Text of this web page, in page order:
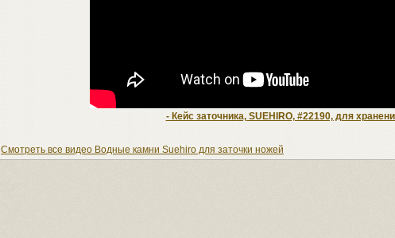
- Кейс заточника, SUEHIRO, #22190, для
Смотреть все видео Водные камни Suehiro для заточки ножей